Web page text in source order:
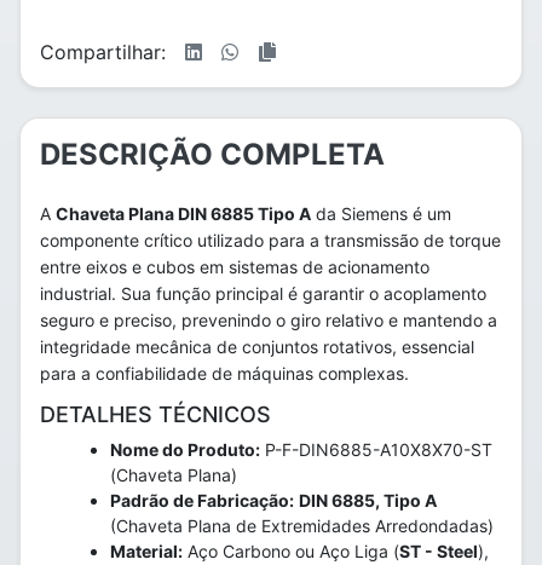
Compartilhar:
DESCRIÇÃO COMPLETA
A Chaveta Plana DIN 6885 Tipo A da Siemens é um
componente crítico utilizado para a transmissão de torque
entre eixos e cubos em sistemas de acionamento
industrial. Sua função principal é garantir o acoplamento
seguro e preciso, prevenindo o giro relativo e mantendo a
integridade mecânica de conjuntos rotativos, essencial
para a confiabilidade de máquinas complexas.
DETALHES TÉCNICOS
Nome do Produto: P-F-DIN6885-A10X8X70-ST
(Chaveta Plana)
Padrão de Fabricação: DIN 6885, Tipo A
(Chaveta Plana de Extremidades Arredondadas)
Material: Aço Carbono ou Aço Liga (ST - Steel),